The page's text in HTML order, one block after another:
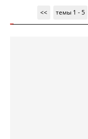
<<
темы 1 - 5